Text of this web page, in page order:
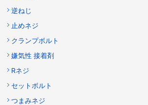
逆ねじ
止めネジ
クランプボルト
嫌気性 接着剤
Rネジ
セットボルト
つまみネジ